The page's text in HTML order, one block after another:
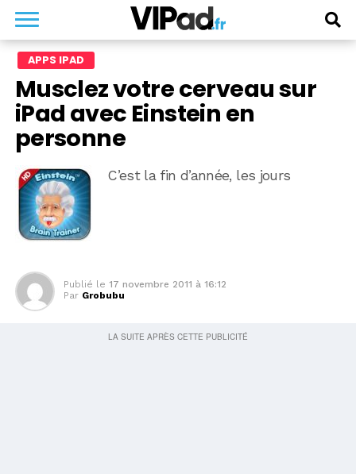
APPS IPAD
Musclez votre cerveau sur
iPad avec Einstein en
personne
C’est la fin d’année, les jours
Publié le 17 novembre 2011 à 16:12
Par Grobubu